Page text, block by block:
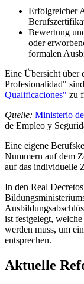
Erfolgreicher
Bewertung
oder
formalen
Eine Übersicht über
Profesionalidad"
Qualificaciones" zu
Quelle: Ministerio
de Empleo y
Eine eigene
Nummern auf dem
auf das individuelle
In den Real
ist festgelegt,
werden muss, um
entsprechen.
Aktuelle